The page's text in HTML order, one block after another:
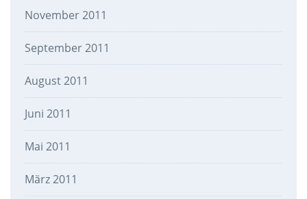
November 2011
September 2011
August 2011
Juni 2011
Mai 2011
März 2011